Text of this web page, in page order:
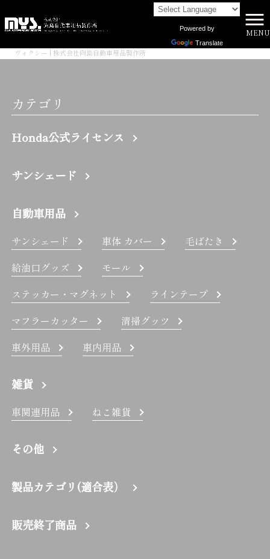
Powered by
Translate
MENU
ヴォクシー | 株式会社向島自動車用品製作所
カテゴリ
Honda公式ライセンス
サンシェード
自動車用品
サンシェード 車体 カバー
毛ばたき
給油口グッズ
モール
ステッカー・マグネット
ラインテープ
マフラーカッター
清掃グッツ
車外用品
車内用品
雑貨
車関連用品 ねこ雑貨
その他
製品カテゴリ(適合表）
販売終了商品